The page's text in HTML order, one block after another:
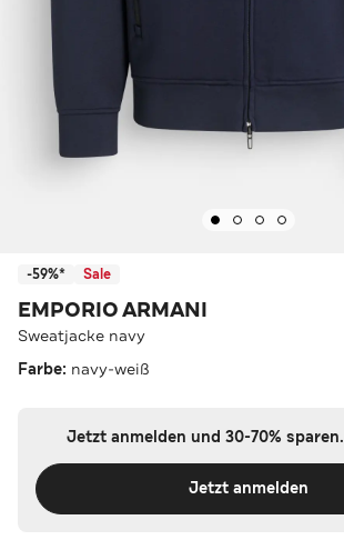
-59%* Sale
EMPORIO ARMANI
Sweatjacke navy
Farbe: navy-weiß
Jetzt anmelden und 30-70% sparen.
Jetzt anmelden